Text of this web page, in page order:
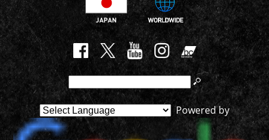
Powered by